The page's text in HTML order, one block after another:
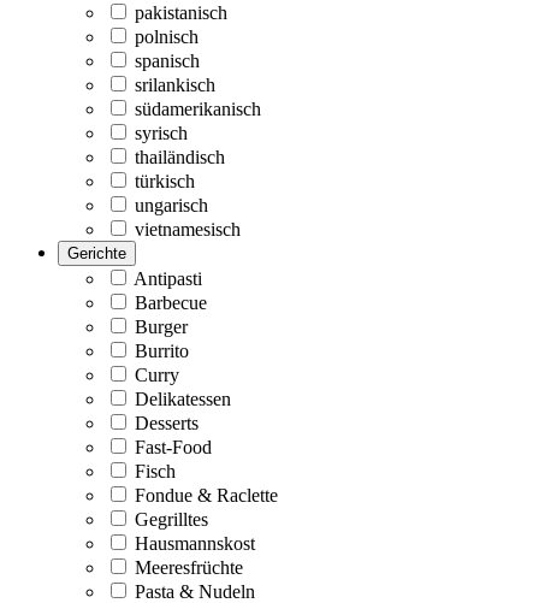
pakistanisch
polnisch
spanisch
srilankisch
südamerikanisch
syrisch
thailändisch
türkisch
ungarisch
vietnamesisch
Gerichte
Antipasti
Barbecue
Burger
Burrito
Curry
Delikatessen
Desserts
Fast-Food
Fisch
Fondue & Raclette
Gegrilltes
Hausmannskost
Meeresfrüchte
Pasta & Nudeln